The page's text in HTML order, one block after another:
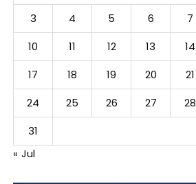
3
4 5 6 7
10
11 12 13 14
17
18 19 20 21
24
25 26 27 28
31
« Jul